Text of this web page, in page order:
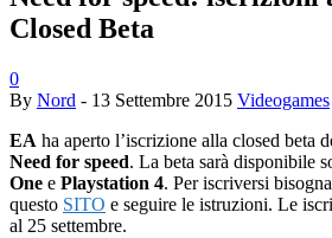
Closed Beta
0
By Nord - 13 Settembre 2015 Videogames
EA ha aperto l’iscrizione alla closed beta
Need for speed. La beta sarà disponibile
One e Playstation 4. Per iscriversi
questo SITO e seguire le istruzioni. Le
al 25 settembre.